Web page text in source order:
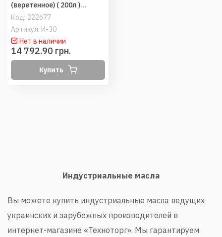
Код: 222677
Артикул: И-30
(веретенное) ( 200л )
(YUKOIL)
Нет в наличии
14 792.90 грн.
Купить
Индустриальные масла
Вы можете купить индустриальные масла ведущих
украинских и зарубежных производителей в
интернет-магазине «Техноторг». Мы гарантируем